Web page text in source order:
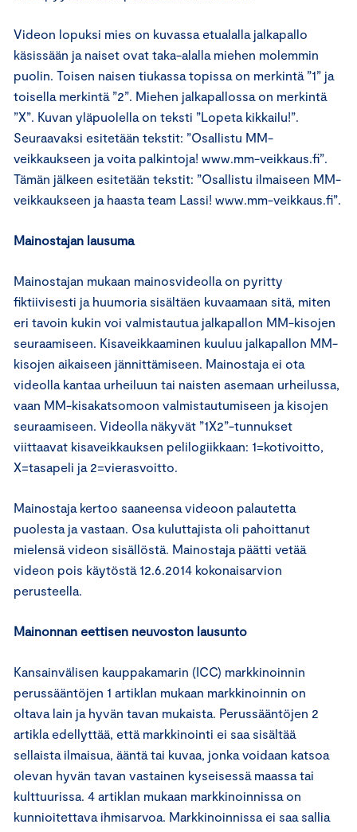
Videon lopuksi mies on kuvassa etualalla jalkapallo
käsissään ja naiset ovat taka-alalla miehen molemmin
puolin. Toisen naisen tiukassa topissa on merkintä ”1” ja
toisella merkintä ”2”. Miehen jalkapallossa on merkintä
”X”. Kuvan yläpuolella on teksti ”Lopeta kikkailu!”.
Seuraavaksi esitetään tekstit: ”Osallistu MM-
veikkaukseen ja voita palkintoja! www.mm-veikkaus.fi”.
Tämän jälkeen esitetään tekstit: ”Osallistu ilmaiseen MM-
veikkaukseen ja haasta team Lassi! www.mm-veikkaus.fi”.
Mainostajan lausuma
Mainostajan mukaan mainosvideolla on pyritty
fiktiivisesti ja huumoria sisältäen kuvaamaan sitä, miten
eri tavoin kukin voi valmistautua jalkapallon MM-kisojen
seuraamiseen. Kisaveikkaaminen kuuluu jalkapallon MM-
kisojen aikaiseen jännittämiseen. Mainostaja ei ota
videolla kantaa urheiluun tai naisten asemaan urheilussa,
vaan MM-kisakatsomoon valmistautumiseen ja kisojen
seuraamiseen. Videolla näkyvät ”1X2”-tunnukset
viittaavat kisaveikkauksen pelilogiikkaan: 1=kotivoitto,
X=tasapeli ja 2=vierasvoitto.
Mainostaja kertoo saaneensa videoon palautetta
puolesta ja vastaan. Osa kuluttajista oli pahoittanut
mielensä videon sisällöstä. Mainostaja päätti vetää
videon pois käytöstä 12.6.2014 kokonaisarvion
perusteella.
Mainonnan eettisen neuvoston lausunto
Kansainvälisen kauppakamarin (ICC) markkinoinnin
perussääntöjen 1 artiklan mukaan markkinoinnin on
oltava lain ja hyvän tavan mukaista. Perussääntöjen 2
artikla edellyttää, että markkinointi ei saa sisältää
sellaista ilmaisua, ääntä tai kuvaa, jonka voidaan katsoa
olevan hyvän tavan vastainen kyseisessä maassa tai
kulttuurissa. 4 artiklan mukaan markkinoinnissa on
kunnioitettava ihmisarvoa. Markkinoinnissa ei saa sallia